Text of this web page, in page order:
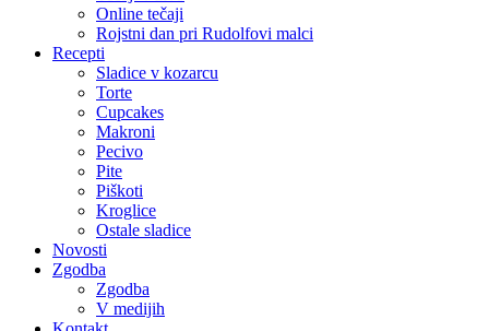
Online tečaji
Rojstni dan pri Rudolfovi malci
Recepti
Sladice v kozarcu
Torte
Cupcakes
Makroni
Pecivo
Pite
Piškoti
Kroglice
Ostale sladice
Novosti
Zgodba
Zgodba
V medijih